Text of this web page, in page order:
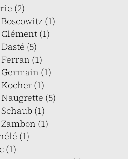
(2)
(1)
(1)
(5)
(1)
(1)
(1)
(5)
(1)
(1)
(1)
(1)